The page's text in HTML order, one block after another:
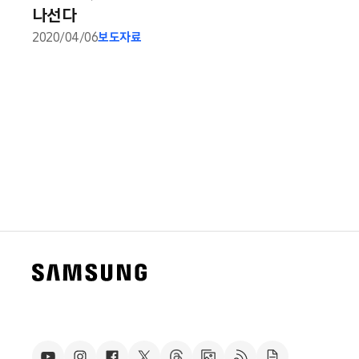
나선다
2020/04/06보도자료